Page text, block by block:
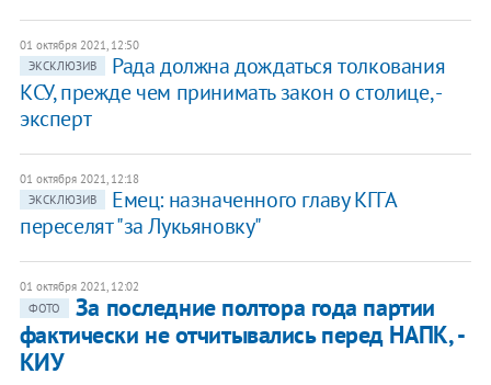
01 октября 2021, 12:50
ЭКСКЛЮЗИВ
Рада должна дождаться толкования
КСУ, прежде чем принимать закон о столице, -
эксперт
01 октября 2021, 12:18
ЭКСКЛЮЗИВ
Емец: назначенного главу КГГА
переселят "за Лукьяновку"
01 октября 2021, 12:02
ФОТО
За последние полтора года партии
фактически не отчитывались перед НАПК, -
КИУ